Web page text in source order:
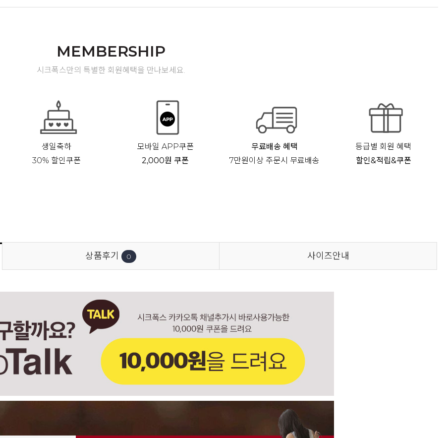
MEMBERSHIP
시크폭스만의 특별한 회원혜택을 만나보세요.
생일축하
30% 할인쿠폰
모바일 APP쿠폰
2,000원 쿠폰
무료배송 혜택
7만원이상 주문시 무료배송
등급별 회원 혜택
할인&적립&쿠폰
상품후기 0 사이즈안내